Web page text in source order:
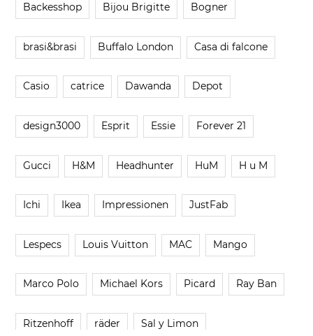
Backesshop Bijou Brigitte Bogner
brasi&brasi Buffalo London Casa di falcone
Casio catrice Dawanda Depot
design3000 Esprit Essie Forever 21
Gucci H&M Headhunter HuM H u M
Ichi Ikea Impressionen JustFab
Lespecs Louis Vuitton MAC Mango
Marco Polo Michael Kors Picard Ray Ban
Ritzenhoff räder Sal y Limon